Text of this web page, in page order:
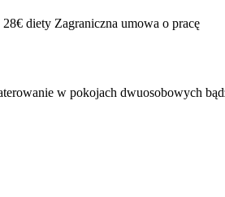
diety Zagraniczna umowa o pracę
w pokojach dwuosobowych